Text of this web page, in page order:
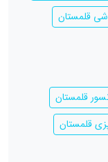
قلمستان
قلمستان
قلمستان